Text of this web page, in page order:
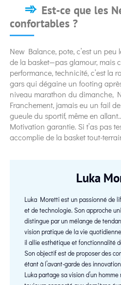
Est-ce que les
confortables ?
New Balance, pote, c’est un
de la basket—pas glamour, mais
performance, technicité, c’est la
gars qui dégaine un footing
niveau marathon du dimanche,
Franchement, jamais eu un fail
gueule du sportif, même en
Motivation garantie. Si t’as pas
accomplie de la basket tout-
Luka
Luka Moretti est un passionné de
et de technologie. Son approche
distingue par un mélange de
vision pratique de la vie
il allie esthétique et fonctionnalité
Son objectif est de proposer des
étant à l’avant-garde des
Luka partage sa vision d’un